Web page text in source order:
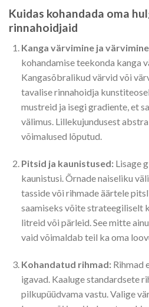
Kuidas kohandada oma
rinnahoidjaid
Kanga värvimine ja
kohandamise teekonda kanga
Kangasõbralikud värvid või
tavalise rinnahoidja
mustreid ja isegi gradiente, et
välimus. Lillekujundusest
võimalused lõputud.
Pitsid ja kaunistused:Lisage
kaunistusi. Õrnade naiseliku
tasside või rihmade äärtele
saamiseks võite strateegiliselt
litreid või pärleid. See mitte
vaid võimaldab teil ka oma
Kohandatud rihmad:Rihmad
igavad. Kaaluge standardsete
pilkupüüdvama vastu. Valige